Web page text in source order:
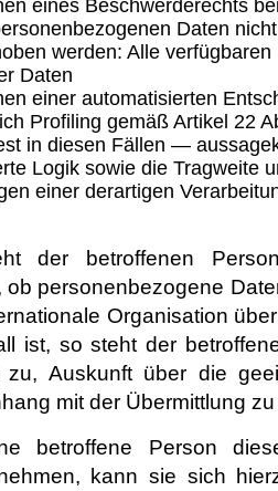
eines Beschwerderechts
Daten
werden: Alle
Daten
einer automatisierten
Profiling gemäß Artikel 22
in diesen Fällen —
Logik sowie die Tragweite
einer derartigen
der betroffenen
ob personenbezogene
Organisation
ist, so steht der
Auskunft über die
mit der Übermittlung
betroffene Person
kann sie sich